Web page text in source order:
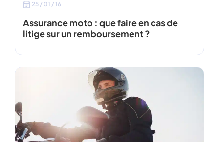
25 / 01 / 16
Assurance moto : que faire en cas de
litige sur un remboursement ?